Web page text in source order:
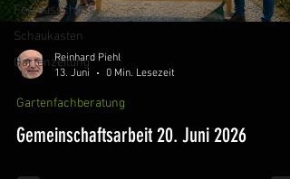
Festausschuss
Schaukasten
GartenzeitungReinhard Piehl
13. Juni
0 Min. Lesezeit
Gartenfachberatung
Gemeinschaftsarbeit 20. Juni 2026